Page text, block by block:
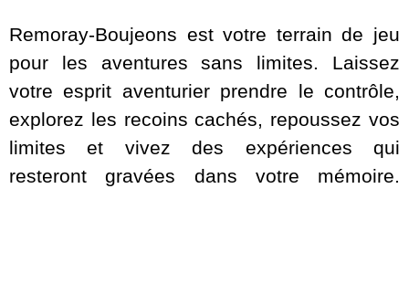
Remoray-Boujeons est votre terrain de jeu
pour les aventures sans limites. Laissez
votre esprit aventurier prendre le contrôle,
explorez les recoins cachés, repoussez vos
limites et vivez des expériences qui
resteront gravées dans votre mémoire.